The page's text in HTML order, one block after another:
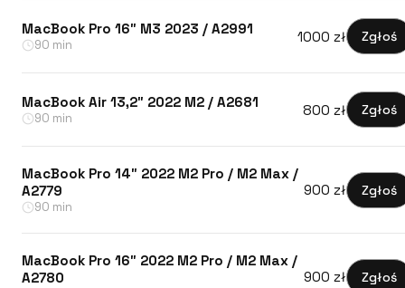
MacBook Pro 16″ M3 2023 / A2991
90 min 1000 zł Zgłoś
MacBook Air 13,2″ 2022 M2 / A2681
90 min 800 zł Zgłoś
MacBook Pro 14″ 2022 M2 Pro / M2 Max /
A2779
90 min
900 zł Zgłoś
MacBook Pro 16″ 2022 M2 Pro / M2 Max /
A2780
900 zł Zgłoś